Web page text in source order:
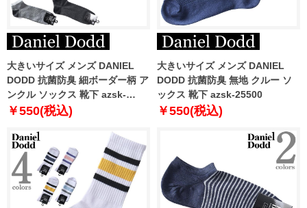
大きいサイズ メンズ DANIEL
DODD 抗菌防臭 細ボーダー柄 ア
ンクル ソックス 靴下 azsk-
269006
￥550(税込)
大きいサイズ メンズ DANIEL
DODD 抗菌防臭 無地 クルー ソ
ックス 靴下 azsk-25500
￥550(税込)